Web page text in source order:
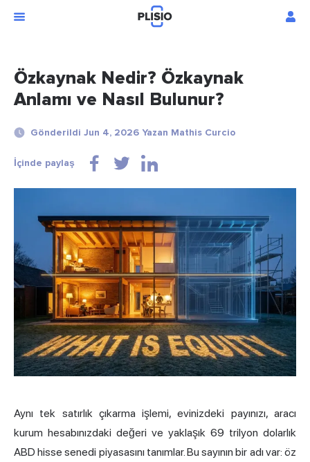
Özkaynak Nedir? Özkaynak
Anlamı ve Nasıl Bulunur?
Gönderildi Jun 4, 2026 Yazan Mathis Curcio
İçinde paylaş
Aynı tek satırlık çıkarma işlemi, evinizdeki payınızı, aracı
kurum hesabınızdaki değeri ve yaklaşık 69 trilyon dolarlık
ABD hisse senedi piyasasını tanımlar. Bu sayının bir adı var: öz